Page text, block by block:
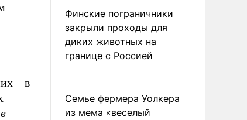
– в
Финские пограничники
закрыли проходы для
диких животных на
границе с Россией
Семье фермера Уолкера
из мема «веселый